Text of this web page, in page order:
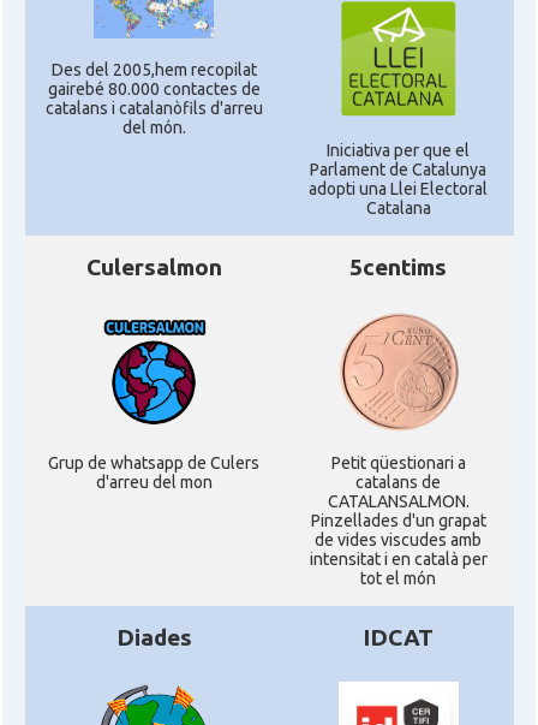
Des del 2005,hem recopilat
gairebé 80.000 contactes de
catalans i catalanòfils d'arreu
del món.
Iniciativa per que el
Parlament de Catalunya
adopti una Llei Electoral
Catalana
Culersalmon
Grup de whatsapp de Culers
d'arreu del mon
5centims
Petit qüestionari a
catalans de
CATALANSALMON.
Pinzellades d'un grapat
de vides viscudes amb
intensitat i en català per
tot el món
Diades IDCAT